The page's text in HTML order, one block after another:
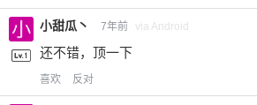
小甜瓜丶 7年前 via Android
还不错，顶一下
喜欢 反对